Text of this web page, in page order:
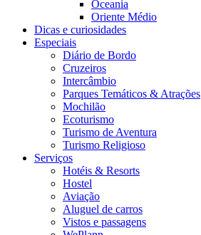
Oceania
Oriente Médio
Dicas e curiosidades
Especiais
Diário de Bordo
Cruzeiros
Intercâmbio
Parques Temáticos & Atrações
Mochilão
Ecoturismo
Turismo de Aventura
Turismo Religioso
Serviços
Hotéis & Resorts
Hostel
Aviação
Aluguel de carros
Vistos e passagens